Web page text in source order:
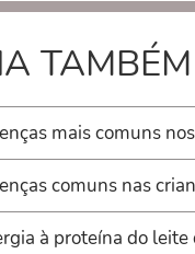
TAMBÉM
mais comuns
comuns nas
à proteína do leite